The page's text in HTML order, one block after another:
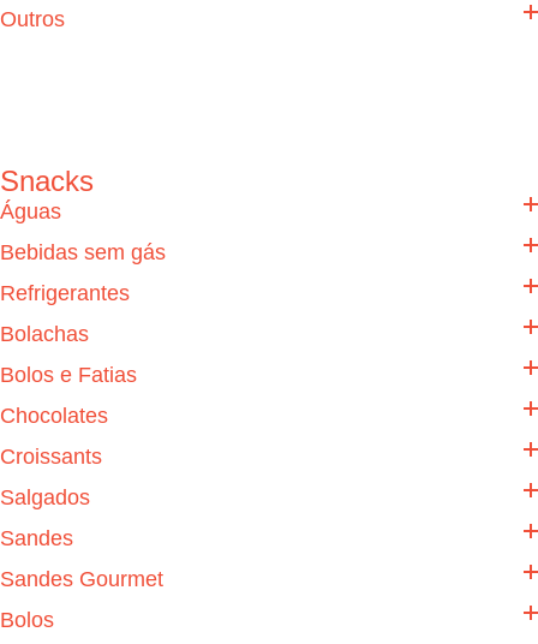
Outros
Snacks
Águas
Bebidas sem gás
Refrigerantes
Bolachas
Bolos e Fatias
Chocolates
Croissants
Salgados
Sandes
Sandes Gourmet
Bolos